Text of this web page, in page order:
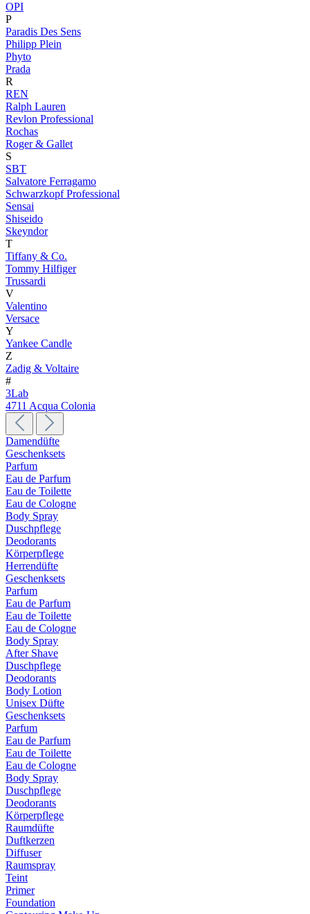
OPI
P
Paradis Des Sens
Philipp Plein
Phyto
Prada
R
REN
Ralph Lauren
Revlon Professional
Rochas
Roger & Gallet
S
SBT
Salvatore Ferragamo
Schwarzkopf Professional
Sensai
Shiseido
Skeyndor
T
Tiffany & Co.
Tommy Hilfiger
Trussardi
V
Valentino
Versace
Y
Yankee Candle
Z
Zadig & Voltaire
#
3Lab
4711 Acqua Colonia
Damendüfte
Geschenksets
Parfum
Eau de Parfum
Eau de Toilette
Eau de Cologne
Body Spray
Duschpflege
Deodorants
Körperpflege
Herrendüfte
Geschenksets
Parfum
Eau de Parfum
Eau de Toilette
Eau de Cologne
Body Spray
After Shave
Duschpflege
Deodorants
Body Lotion
Unisex Düfte
Geschenksets
Parfum
Eau de Parfum
Eau de Toilette
Eau de Cologne
Body Spray
Duschpflege
Deodorants
Körperpflege
Raumdüfte
Duftkerzen
Diffuser
Raumspray
Teint
Primer
Foundation